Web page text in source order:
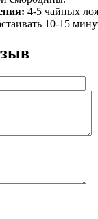
4-5 чайных
10-15